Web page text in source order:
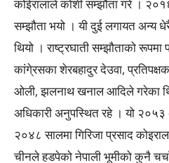
कोईरालाले कोशी सम्झौता गरे ।
सम्झौता भयो । यी दुई लगायत अन्य
थियो । राष्ट्रघाती सम्झौताको रूपमा
कांगे्रसका शेरबहादुर देउवा,
ओली, झलनाथ खनाल आदिले गरेका
अधिकारी अनुपस्थित रहे । यो
२०४८ सालमा गिरिजा प्रसाद
चीनले हडपेको नेपाली भूमीको कुनै